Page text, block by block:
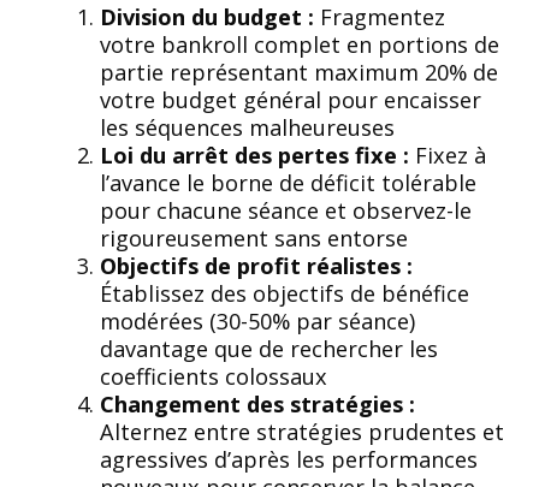
Division du budget : Fragmentez
votre bankroll complet en portions de
partie représentant maximum 20% de
votre budget général pour encaisser
les séquences malheureuses
Loi du arrêt des pertes fixe : Fixez à
l’avance le borne de déficit tolérable
pour chacune séance et observez-le
rigoureusement sans entorse
Objectifs de profit réalistes :
Établissez des objectifs de bénéfice
modérées (30-50% par séance)
davantage que de rechercher les
coefficients colossaux
Changement des stratégies :
Alternez entre stratégies prudentes et
agressives d’après les performances